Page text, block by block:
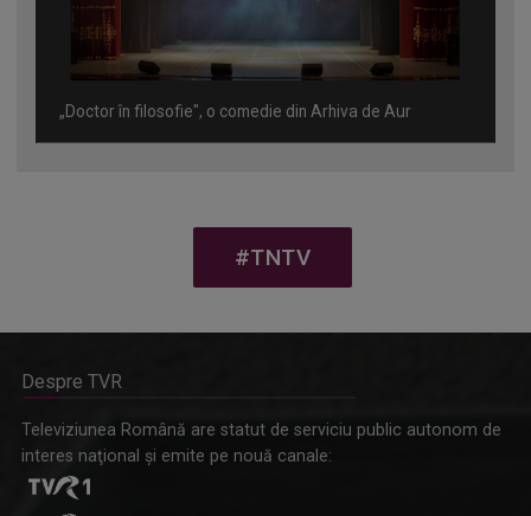
„Doctor în filosofie", o comedie din Arhiva de Aur
prin piesa „Ultima oră”, o montare de colecție, din 1979
#TNTV
Despre TVR
Televiziunea Română are statut de serviciu public autonom de
interes naţional şi emite pe nouă canale: